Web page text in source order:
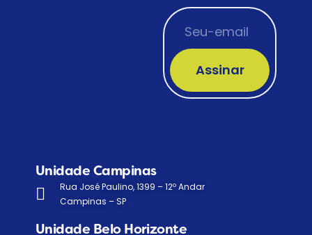
Assinar
Unidade Campinas
Rua José Paulino, 1399 – 12º Andar
Campinas – SP
Unidade Belo Horizonte